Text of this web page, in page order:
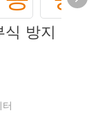
방지